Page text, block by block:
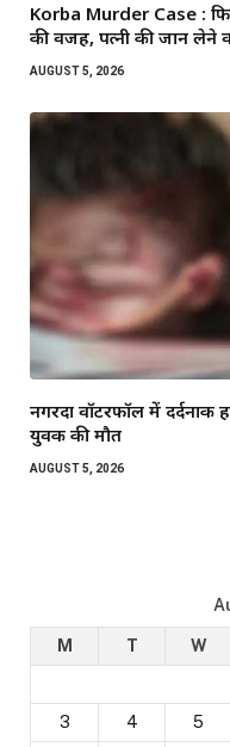
Korba Murder Case :
की वजह, पत्नी की जान लेने
AUGUST 5, 2026
नगरदा वॉटरफॉल में दर्दनाक
युवक की मौत
AUGUST 5, 2026
M T W
3
4 5